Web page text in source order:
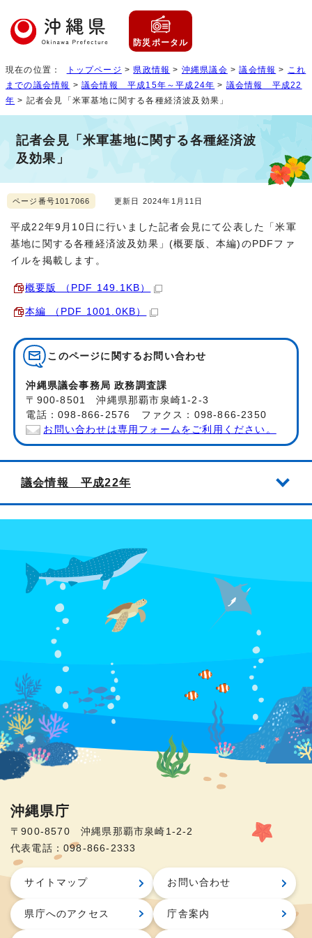
防災ポータル
現在の位置： トップページ > 県政情報 > 沖縄県議会 >議会情報 > これ
までの議会情報 >議会情報 平成15年～平成24年 > 議会情報 平成22
年 > 記者会見「米軍基地に関する各種経済波及効果」
記者会見「米軍基地に関する各種経済波
及効果」
ページ番号1017066 更新日 2024年1月11日
平成22年9月10日に行いました記者会見にて公表した「米軍
基地に関する各種経済波及効果」(概要版、本編)のPDFファ
イルを掲載します。
概要版 （PDF 149.1KB）
本編 （PDF 1001.0KB）
このページに関する お問い合わせ
沖縄県議会事務局 政務調査課
〒900-8501 沖縄県那覇市泉崎1-2-3
電話：098-866-2576 ファクス：098-866-2350
お問い合わせは専用フォームをご利用ください。
議会情報 平成22年
沖縄県庁
〒900-8570 沖縄県那覇市泉崎1-2-2
代表電話：098-866-2333
サイトマップ お問い合わせ
県庁へのアクセス 庁舎案内